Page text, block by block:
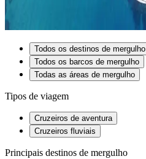
Todos os destinos de mergulho
Todos os barcos de mergulho
Todas as áreas de mergulho
Tipos de viagem
Cruzeiros de aventura
Cruzeiros fluviais
Principais destinos de mergulho